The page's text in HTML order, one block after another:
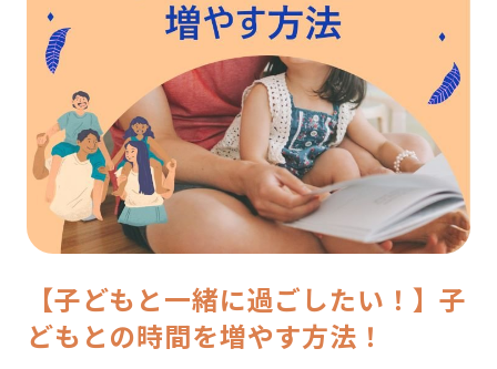
【子どもと一緒に過ごしたい！】子
どもとの時間を増やす方法！